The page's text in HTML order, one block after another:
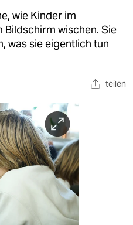
wie Kinder im
wischen. Sie
was sie eigentlich tun
teilen